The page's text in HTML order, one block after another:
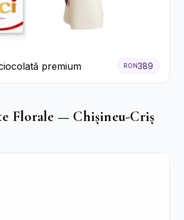
premium RON389
Florale — Chișineu-Criș